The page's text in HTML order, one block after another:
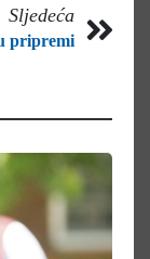
Sljedeća
pripremi